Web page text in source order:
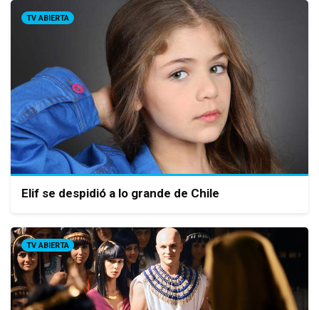
TV ABIERTA
Elif se despidió a lo grande de Chile
TV ABIERTA